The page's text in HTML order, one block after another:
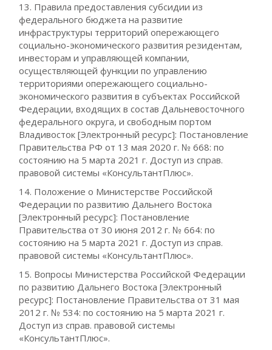
13. Правила предоставления субсидии из
федерального бюджета на развитие
инфраструктуры территорий опережающего
социально-экономического развития резидентам,
инвесторам и управляющей компании,
осуществляющей функции по управлению
территориями опережающего социально-
экономического развития в субъектах Российской
Федерации, входящих в состав Дальневосточного
федерального округа, и свободным портом
Владивосток [Электронный ресурс]: Постановление
Правительства РФ от 13 мая 2020 г. № 668: по
состоянию на 5 марта 2021 г. Доступ из справ.
правовой системы «КонсультантПлюс».
14. Положение о Министерстве Российской
Федерации по развитию Дальнего Востока
[Электронный ресурс]: Постановление
Правительства от 30 июня 2012 г. № 664: по
состоянию на 5 марта 2021 г. Доступ из справ.
правовой системы «КонсультантПлюс».
15. Вопросы Министерства Российской Федерации
по развитию Дальнего Востока [Электронный
ресурс]: Постановление Правительства от 31 мая
2012 г. № 534: по состоянию на 5 марта 2021 г.
Доступ из справ. правовой системы
«КонсультантПлюс».